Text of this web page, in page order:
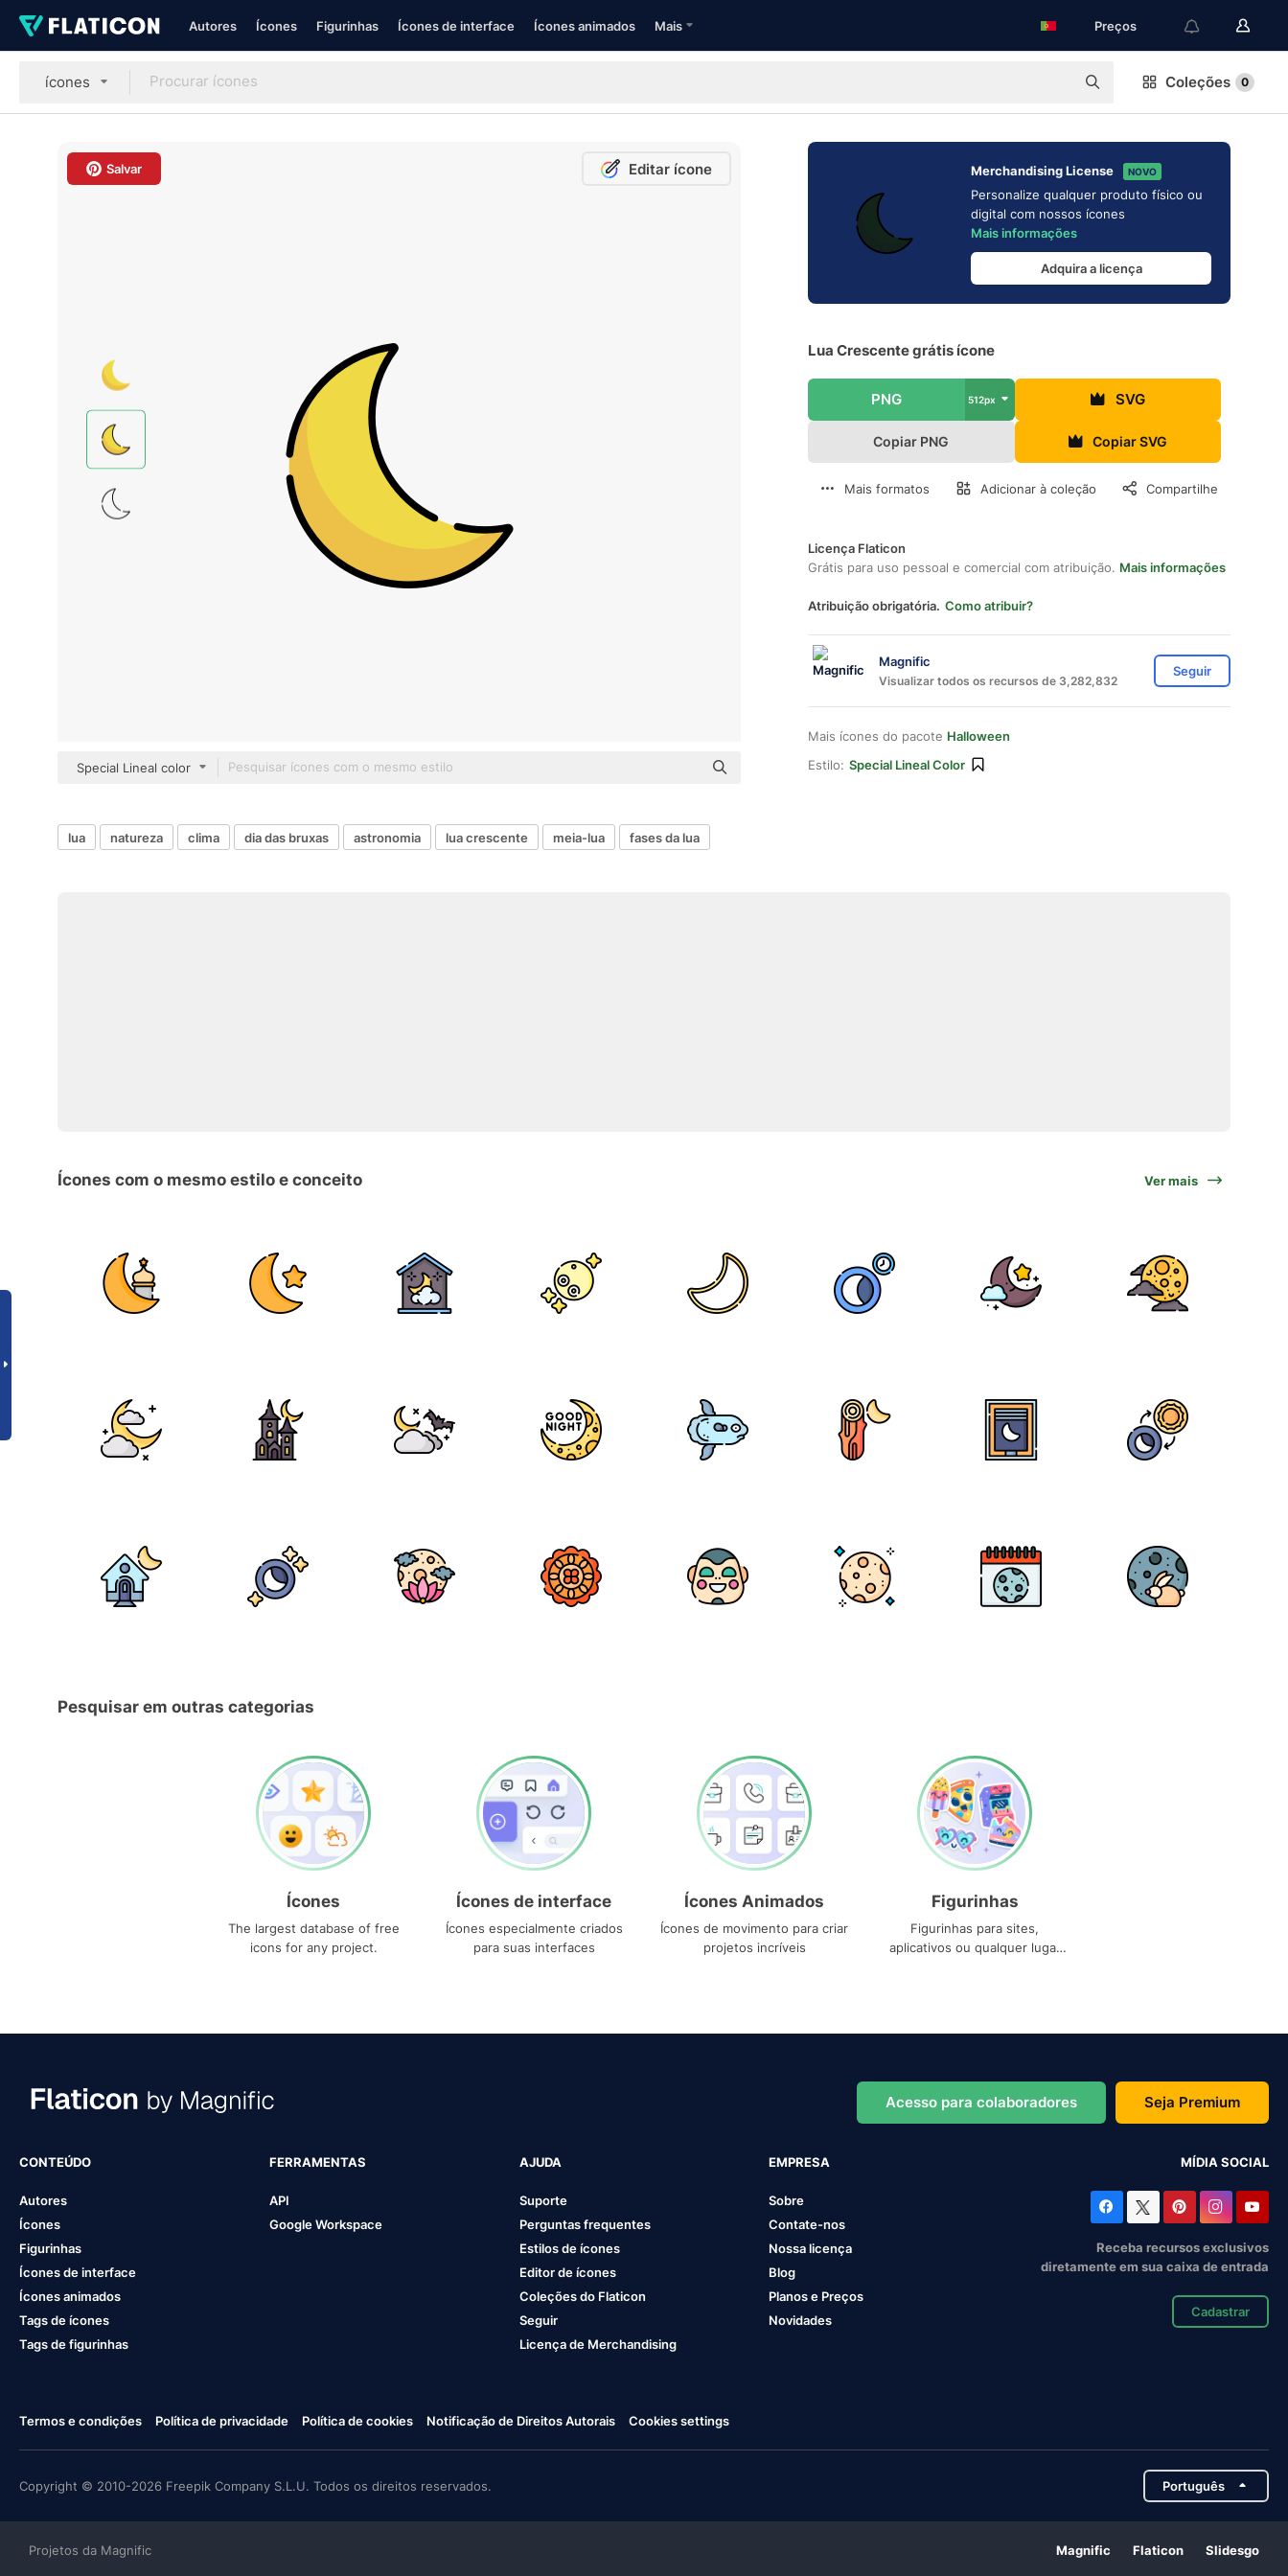
Autores Ícones Figurinhas Ícones de interface Ícones animados Mais Preços
ícones Coleções 0
Salvar Editar ícone
Special Lineal color
Merchandising License NOVO
Personalize qualquer produto físico ou
digital com nossos ícones
Mais informações
Adquira a licença
Lua Crescente grátis ícone
PNG 512px SVG
Copiar PNG Copiar SVG
Mais formatos Adicionar à coleção Compartilhe
Licença Flaticon
Grátis para uso pessoal e comercial com atribuição. Mais informações
Atribuição obrigatória. Como atribuir?
Magnific
Visualizar todos os recursos de 3,282,832
Seguir
Mais ícones do pacote Halloween
Estilo: Special Lineal Color
lua natureza clima dia das bruxas astronomia lua crescente meia-lua fases da lua
Ícones com o mesmo estilo e conceito Ver mais
Pesquisar em outras categorias
Ícones
The largest database of free
icons for any project.
Ícones de interface
Ícones especialmente criados
para suas interfaces
Ícones Animados
Ícones de movimento para criar
projetos incríveis
Figurinhas
Figurinhas para sites,
aplicativos ou qualquer lugar
Acesso para colaboradores Seja Premium
CONTEÚDO
Autores
Ícones
Figurinhas
Ícones de interface
Ícones animados
Tags de ícones
Tags de figurinhas
FERRAMENTAS
API
Google Workspace
AJUDA
Suporte
Perguntas frequentes
Estilos de ícones
Editor de ícones
Coleções do Flaticon
Seguir
Licença de Merchandising
EMPRESA
Sobre
Contate-nos
Nossa licença
Blog
Planos e Preços
Novidades
MÍDIA SOCIAL
Receba recursos exclusivos
diretamente em sua caixa de entrada
Cadastrar
Termos e condições Política de privacidade Política de cookies Notificação de Direitos Autorais Cookies settings
Copyright © 2010-2026 Freepik Company S.L.U. Todos os direitos reservados. Português
Projetos da Magnific Magnific Flaticon Slidesgo